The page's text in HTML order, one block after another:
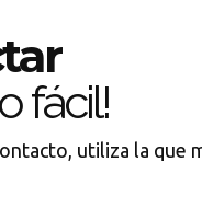
fácil!
utiliza la que